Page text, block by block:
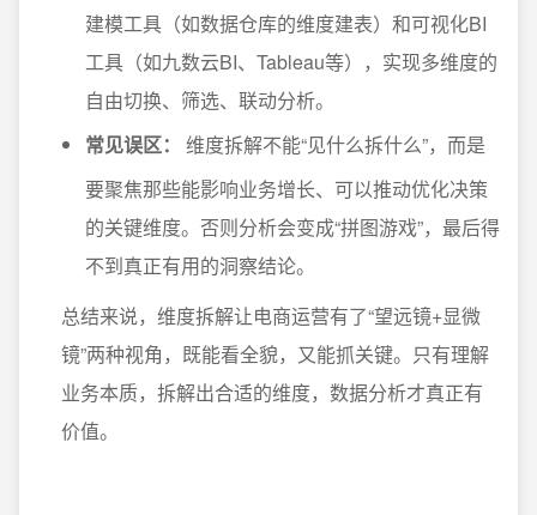
建模工具（如数据仓库的维度建表）和可视化BI
工具（如九数云BI、Tableau等），实现多维度的
自由切换、筛选、联动分析。
常见误区：
维度拆解不能“见什么拆什么”，而是
要聚焦那些能影响业务增长、可以推动优化决策
的关键维度。否则分析会变成“拼图游戏”，最后得
不到真正有用的洞察结论。
总结来说，维度拆解让电商运营有了“望远镜+显微
镜”两种视角，既能看全貌，又能抓关键。只有理解
业务本质，拆解出合适的维度，数据分析才真正有
价值。